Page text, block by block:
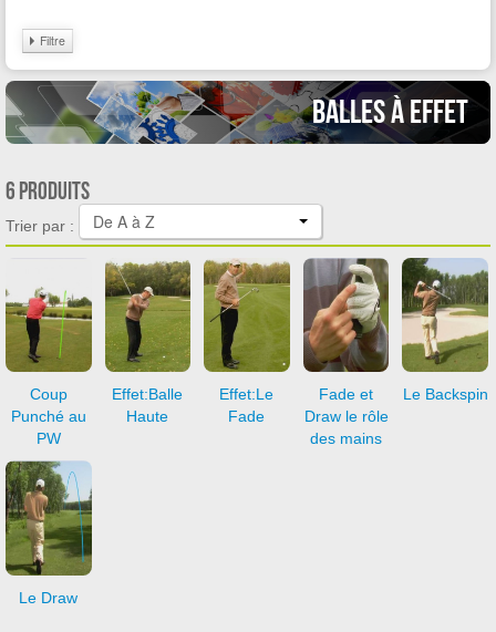
Filtre
Balles à Effet
6 produits
Trier par : De A à Z
Coup
Punché au
PW
Effet:Balle
Haute
Effet:Le
Fade
Fade et
Draw le rôle
des mains
Le Backspin
Le Draw